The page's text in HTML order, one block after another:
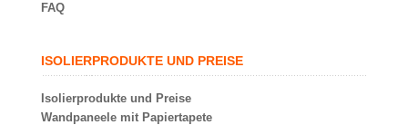
FAQ
ISOLIERPRODUKTE UND PREISE
Isolierprodukte und Preise
Wandpaneele mit Papiertapete